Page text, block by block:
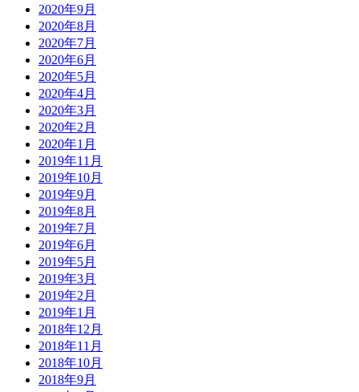
2020年9月
2020年8月
2020年7月
2020年6月
2020年5月
2020年4月
2020年3月
2020年2月
2020年1月
2019年11月
2019年10月
2019年9月
2019年8月
2019年7月
2019年6月
2019年5月
2019年3月
2019年2月
2019年1月
2018年12月
2018年11月
2018年10月
2018年9月